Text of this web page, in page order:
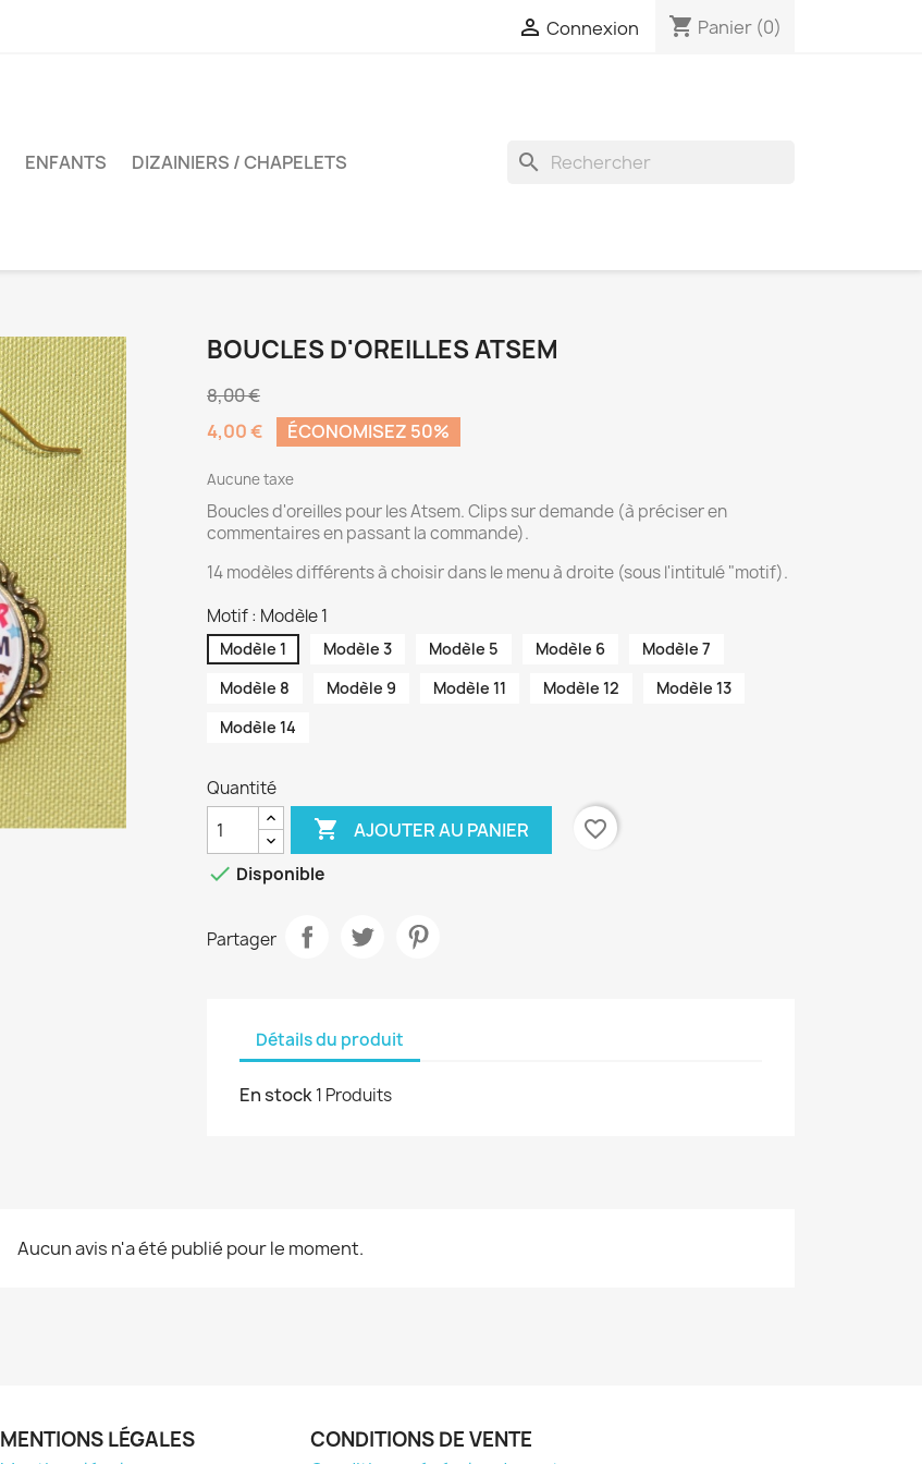
 Connexion shopping_cart Panier (0)
ENFANTS DIZAINIERS / CHAPELETS search
BOUCLES D'OREILLES ATSEM
8,00 €
4,00 €
ÉCONOMISEZ 50%
Aucune taxe
Boucles d'oreilles pour les Atsem. Clips sur demande (à préciser en
commentaires en passant la commande).
14 modèles différents à choisir dans le menu à droite (sous l'intitulé "motif).
Motif : Modèle 1
Modèle 1 Modèle 3 Modèle 5 Modèle 6
Modèle 7
Modèle 8
Modèle 9 Modèle 11 Modèle 12
Modèle 13
Modèle 14
Quantité
 AJOUTER AU PANIER
favorite_border
 Disponible
Partager
Détails du produit
En stock1 Produits
Aucun avis n'a été publié pour le moment.
MENTIONS LÉGALES CONDITIONS DE VENTE